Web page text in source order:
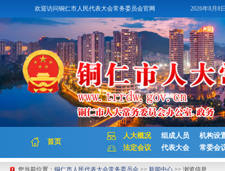
欢迎访问铜仁市人民代表大会常务委员会官网 2026年8月8
首页
人大概况 组成人员
机构设
法定会议
代表大会 常委会
您当前位置： 铜仁市人民代表大会常务委员会 >> 新闻中心 >> 浏览信息